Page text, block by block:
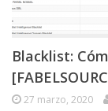
Blacklist:
27 marzo, 2020